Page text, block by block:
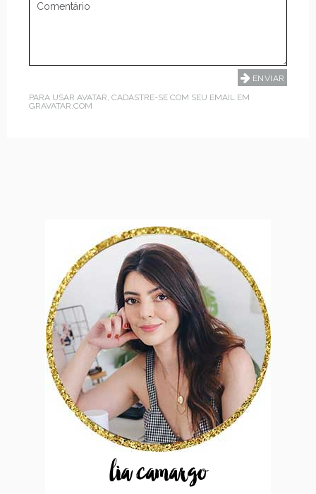
PARA USAR AVATAR, CADASTRE-SE COM SEU EMAIL EM
GRAVATAR.COM
lia camargo